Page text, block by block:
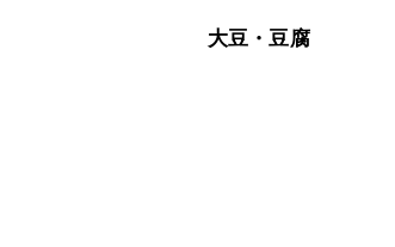
※日持ちは目安です。
大豆・豆腐